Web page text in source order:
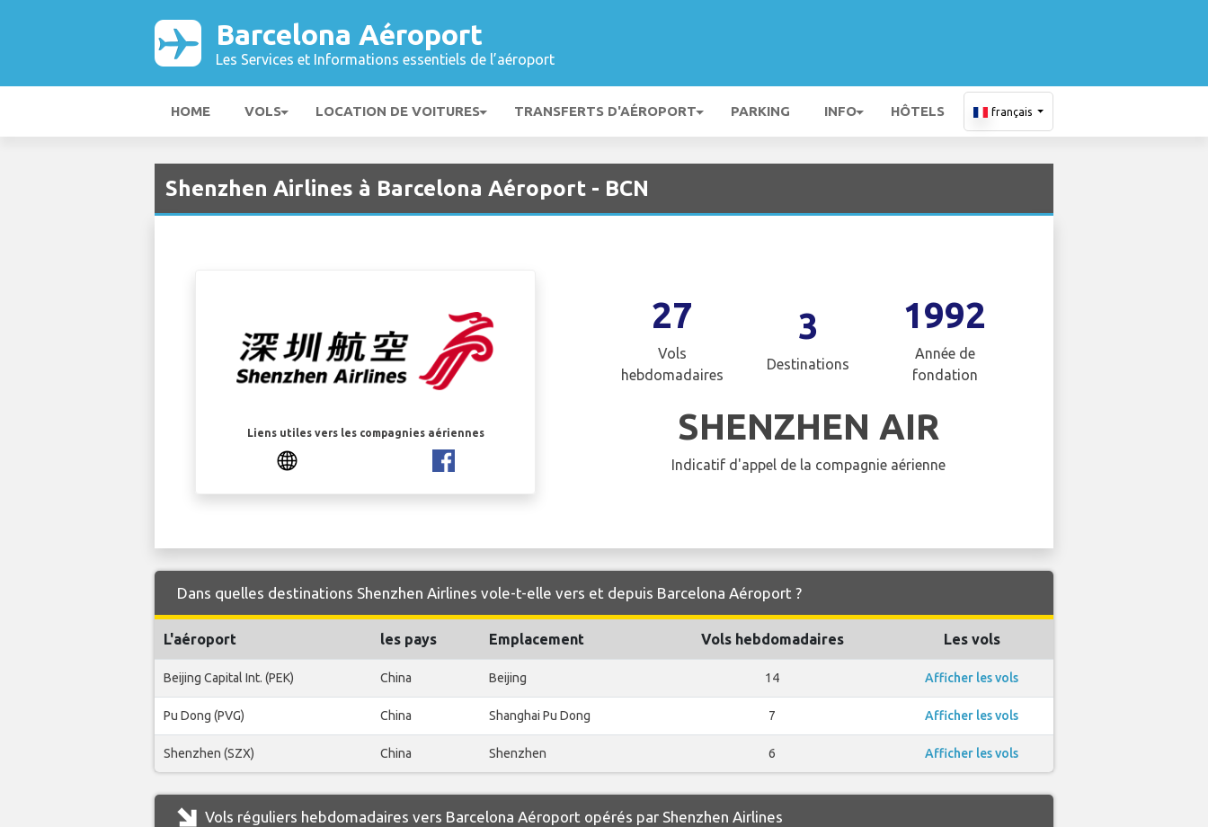
Barcelona Aéroport
Les Services et Informations essentiels de l’aéroport
HOME VOLS LOCATION DE VOITURES TRANSFERTS D'AÉROPORT PARKING INFO HÔTELS français
Shenzhen Airlines à Barcelona Aéroport - BCN
Liens utiles vers les compagnies aériennes
27
Vols
hebdomadaires
3
Destinations
1992
Année de
fondation
SHENZHEN AIR
Indicatif d'appel de la compagnie aérienne
Dans quelles destinations Shenzhen Airlines vole-t-elle vers et depuis Barcelona Aéroport ?
L'aéroport les pays Emplacement Vols hebdomadaires Les vols
Beijing Capital Int. (PEK) China Beijing 14 Afficher les vols
Pu Dong (PVG) China Shanghai Pu Dong 7 Afficher les vols
Shenzhen (SZX) China Shenzhen 6 Afficher les vols
Vols réguliers hebdomadaires vers Barcelona Aéroport opérés par Shenzhen Airlines